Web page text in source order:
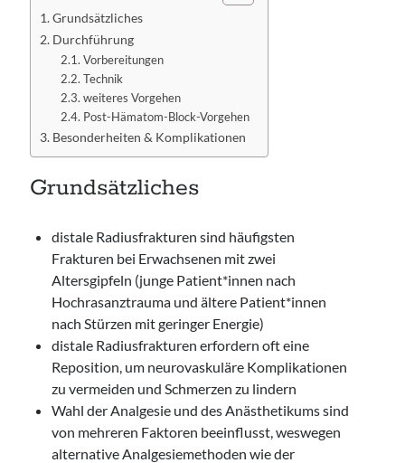
Grundsätzliches
Durchführung
Vorbereitungen
Technik
weiteres Vorgehen
Post-Hämatom-Block-Vorgehen
Besonderheiten & Komplikationen
Grundsätzliches
distale Radiusfrakturen sind häufigsten
Frakturen bei Erwachsenen mit zwei
Altersgipfeln (junge Patient*innen nach
Hochrasanztrauma und ältere Patient*innen
nach Stürzen mit geringer Energie)
distale Radiusfrakturen erfordern oft eine
Reposition, um neurovaskuläre Komplikationen
zu vermeiden und Schmerzen zu lindern
Wahl der Analgesie und des Anästhetikums sind
von mehreren Faktoren beeinflusst, weswegen
alternative Analgesiemethoden wie der